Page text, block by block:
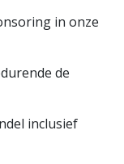
in onze
de
inclusief